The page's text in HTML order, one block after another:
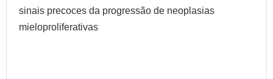
sinais precoces da progressão de neoplasias
mieloproliferativas